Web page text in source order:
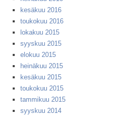
kesäkuu 2016
toukokuu 2016
lokakuu 2015
syyskuu 2015
elokuu 2015
heinäkuu 2015
kesäkuu 2015
toukokuu 2015
tammikuu 2015
syyskuu 2014